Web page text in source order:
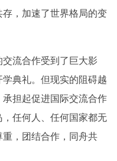
，加速了世界格局的变
流合作受到了巨大影
典礼。但现实的阻碍越
担起促进国际交流合作
任何人、任何国家都无
，团结合作，同舟共